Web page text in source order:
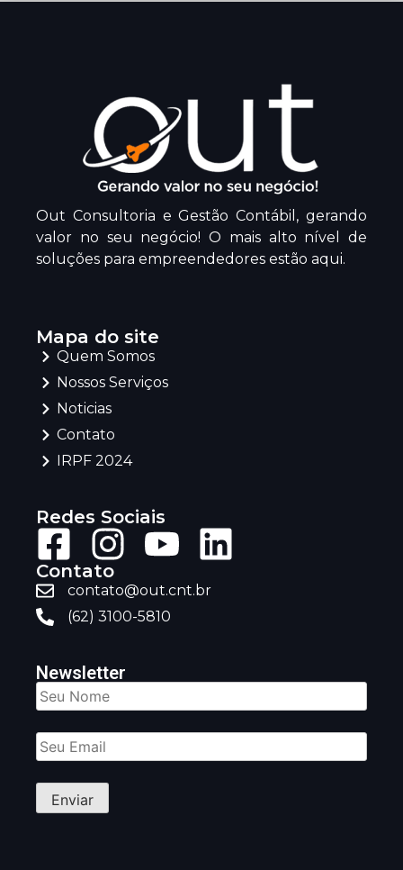
Out Consultoria e Gestão Contábil, gerando
valor no seu negócio! O mais alto nível de
soluções para empreendedores estão aqui.
Mapa do site
Quem Somos
Nossos Serviços
Noticias
Contato
IRPF 2024
Redes Sociais
Contato
contato@out.cnt.br
(62) 3100-5810
Newsletter